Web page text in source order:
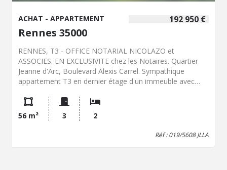
192 950 €
ACHAT - APPARTEMENT
Rennes 35000
RENNES, T3 - OFFICE NOTARIAL NICOLAZO et
ASSOCIES. EN EXCLUSIVITE chez les Notaires. Quartier
Jeanne d'Arc, Boulevard Alexis Carrel. Sympathique
appartement T3 en dernier étage d'un immeuble avec
magnifique sur les toits de la ville. Idéalement placé, vous
aurez à proximité le campus de Beaulieu et toutes les
commodités du centre-ville et transports. Il vous accueille
par une entrée avec placard/vestiaire, cuisine, séjour,
56 m² 3 2
Réf : 019/5608 JLLA